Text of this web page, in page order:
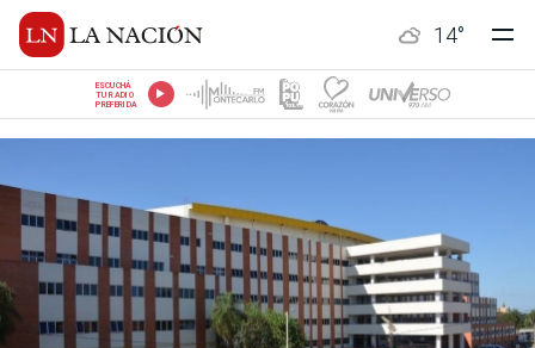
14°
ESCUCHÁ
TU RADIO
PREFERIDA